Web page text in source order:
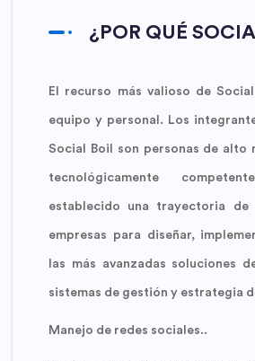
¿POR QUÉ
El recurso más valioso de
equipo y personal. Los
Social Boil son personas de alto
tecnológicamente
establecido una trayectoria
empresas para diseñar,
las más avanzadas soluciones
sistemas de gestión y estrategia
Manejo de redes sociales..